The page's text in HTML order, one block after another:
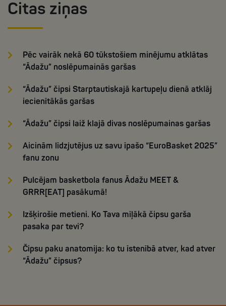
Citas ziņas
Pēc vairāk nekā 60 tūkstošiem minējumu atklātas
“Ādažu” noslēpumainās garšas
“Ādažu” čipsi Starptautiskajā kartupeļu dienā atklāj
iecienītākās garšas
“Ādažu” čipsi laiž klajā divas noslēpumainas garšas
Aicinām līdzjutējus uz savu īpašo “EuroBasket 2025”
fanu zonu
Pulcējam basketbola fanus Ādažu MEET &
GRRR[EAT] pasākumā!
Izšķirošie metieni. Ko Tava mīļākā čipsu garša
pasaka par tevi?
Čipsu paku anatomija: ko tu īstenībā atver, kad atver
“Ādažu” čipsus?